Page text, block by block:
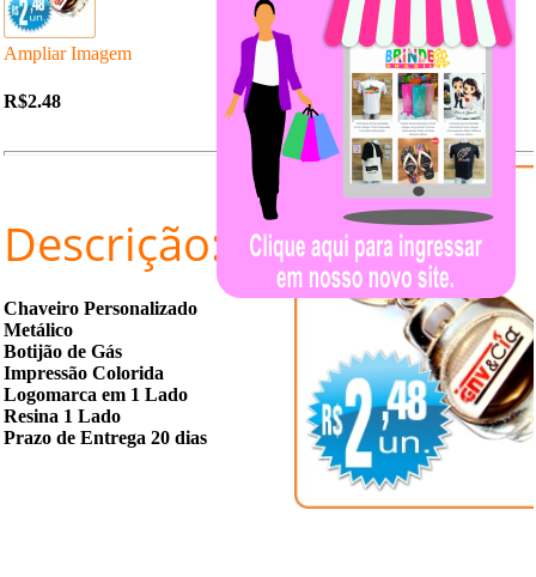
Ampliar Imagem
R$2.48
Descrição:
Chaveiro Personalizado
Metálico
Botijão de Gás
Impressão Colorida
Logomarca em 1 Lado
Resina 1 Lado
Prazo de Entrega 20 dias